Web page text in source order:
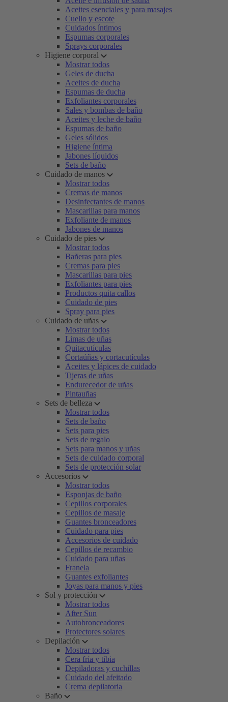
Aceites esenciales y para masajes
Cuello y escote
Cuidados íntimos
Espumas corporales
Sprays corporales
Higiene corporal
Mostrar todos
Geles de ducha
Aceites de ducha
Espumas de ducha
Exfoliantes corporales
Sales y bombas de baño
Aceites y leche de baño
Espumas de baño
Geles sólidos
Higiene íntima
Jabones líquidos
Sets de baño
Cuidado de manos
Mostrar todos
Cremas de manos
Desinfectantes de manos
Mascarillas para manos
Exfoliante de manos
Jabones de manos
Cuidado de pies
Mostrar todos
Bañeras para pies
Cremas para pies
Mascarillas para pies
Exfoliantes para pies
Productos quita callos
Cuidado de pies
Spray para pies
Cuidado de uñas
Mostrar todos
Limas de uñas
Quitacutículas
Cortaúñas y cortacutículas
Aceites y lápices de cuidado
Tijeras de uñas
Endurecedor de uñas
Pintauñas
Sets de belleza
Mostrar todos
Sets de baño
Sets para pies
Sets de regalo
Sets para manos y uñas
Sets de cuidado corporal
Sets de protección solar
Accesorios
Mostrar todos
Esponjas de baño
Cepillos corporales
Cepillos de masaje
Guantes bronceadores
Cuidado para pies
Accesorios de cuidado
Cepillos de recambio
Cuidado para uñas
Franela
Guantes exfoliantes
Joyas para manos y pies
Sol y protección
Mostrar todos
After Sun
Autobronceadores
Protectores solares
Depilación
Mostrar todos
Cera fría y tibia
Depiladoras y cuchillas
Cuidado del afeitado
Crema depilatoria
Baño